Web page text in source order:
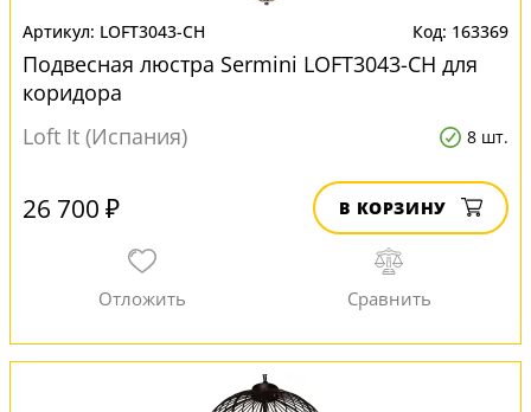
LOFT3043-CH 163369
Подвесная люстра Sermini LOFT3043-CH для
коридора
Loft It (Испания)
8 шт.
26 700 ₽ В КОРЗИНУ